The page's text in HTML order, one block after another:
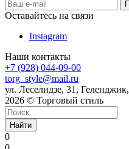
Оставайтесь на связи
Instagram
Наши контакты
+7 (928) 044-09-00
torg_style@mail.ru
ул. Леселидзе, 31,
2026 © Торговый стиль
Найти
0